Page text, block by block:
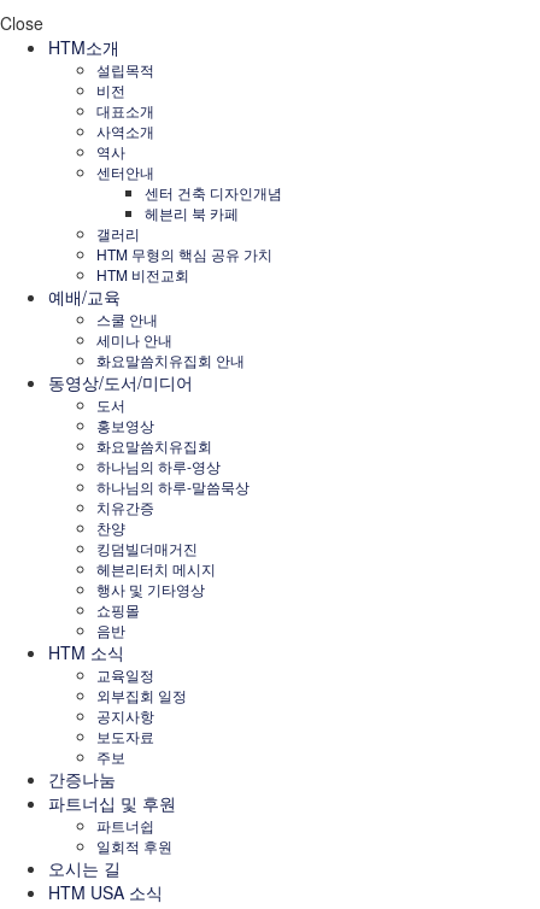
Close
HTM소개
설립목적
비전
대표소개
사역소개
역사
센터안내
센터 건축 디자인개념
헤븐리 북 카페
갤러리
HTM 무형의 핵심 공유 가치
HTM 비전교회
예배/교육
스쿨 안내
세미나 안내
화요말씀치유집회 안내
동영상/도서/미디어
도서
홍보영상
화요말씀치유집회
하나님의 하루-영상
하나님의 하루-말씀묵상
치유간증
찬양
킹덤빌더매거진
헤븐리터치 메시지
행사 및 기타영상
쇼핑몰
음반
HTM 소식
교육일정
외부집회 일정
공지사항
보도자료
주보
간증나눔
파트너십 및 후원
파트너쉽
일회적 후원
오시는 길
HTM USA 소식